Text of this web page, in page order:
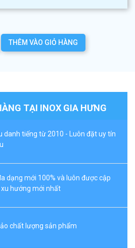
THÊM VÀO GIỎ HÀNG
TẠI INOX GIA HƯNG
danh tiếng từ 2010 - Luôn đặt uy tín
dạng mới 100% và luôn được cập
hướng mới nhất
chất lượng sản phẩm